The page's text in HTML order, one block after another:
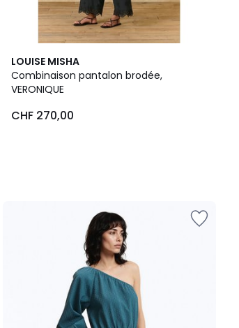
LOUISE MISHA
Combinaison pantalon brodée,
VERONIQUE
CHF 270,00